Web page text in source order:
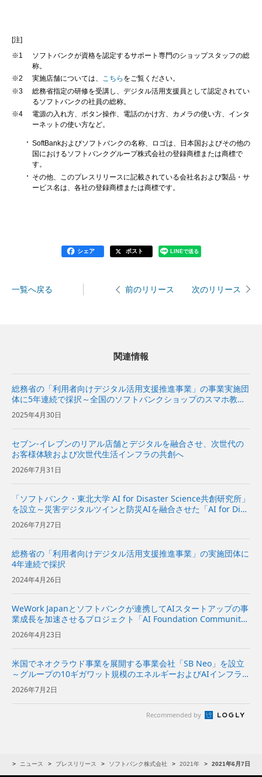
[注]
※1
ソフトバンクが資格を認定するサポート専門のショップスタッフの総
称。
※2
実施店舗については、 こちら をご覧ください。
※3
総務省指定の研修を受講し、デジタル活用支援員として認定されてい
るソフトバンクの社員の総称。
※4
電源の入れ方、ボタン操作、電話のかけ方、カメラの使い方、インタ
ーネットの使い方など。
SoftBankおよびソフトバンクの名称、ロゴは、日本国およびその他の
国におけるソフトバンクグループ株式会社の登録商標または商標で
す。
その他、このプレスリリースに記載されている会社名および製品・サ
ービス名は、各社の登録商標または商標です。
シェア ポスト LINEで送る
一覧へ戻る 前のリリース 次のリリース
関連情報
総務省の「利用者向けデジタル活用支援推進事業」の事業実施団
体に5年連続で採択～全国のソフトバンクショップのスマホ教室
で行政サービス講座を開催し、デジタルディバイドの解消を推進
～
2025年4月30日
セブン-イレブンのリアル店舗とデジタルを融合させ、次世代の
お客様体験および次世代生活インフラの共創へ
2026年7月31日
「ソフトバンク・東北大学 AI for Disaster Science共創研究所」
を設立～災害デジタルツインと防災AIを融合させた「AI for Disa
ster Science基盤」の研究開発と社会実装を推進～ | 企業・IR |
ソフ...
2026年7月27日
総務省の「利用者向けデジタル活用支援推進事業」の実施団体に
4年連続で採択
2024年4月26日
WeWork Japanとソフトバンクが連携してAIスタートアップの事
業成長を加速させるプロジェクト「AI Foundation Communit
y」が始動～WeWorkのコミュニティーとソフトバンクの支援プ
ログラムを組み合わせて、AIモデ...
2026年4月23日
米国でネオクラウド事業を展開する事業会社「SB Neo」を設立
～グループの10ギガワット規模のエネルギーおよびAIインフラを
基に、米国の企業向けにネオクラウドサービスを提供～
2026年7月2日
Recommended by
ニュース プレスリリース ソフトバンク株式会社 2021年 2021年6月7日